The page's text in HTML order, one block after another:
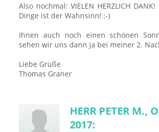
Also nochmal: VIELEN HERZLICH
Dinge ist der Wahnsinn! ;-)
Ihnen auch noch einen schönen
sehen wir uns dann ja bei meiner 2.
Liebe Grüße
Thomas Graner
HERR PETER M.,
2017: